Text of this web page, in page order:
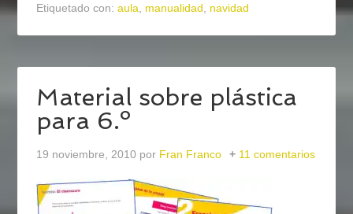
Etiquetado con:aula manualidad navidad
Material sobre plástica
para 6.º
19 noviembre, 2010 por Fran Franco 11 comentarios